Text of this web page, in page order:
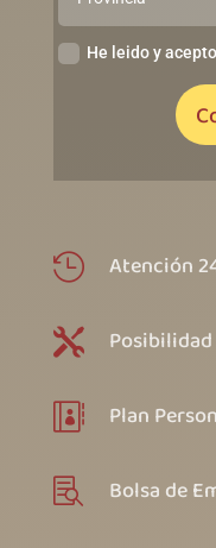
He leido y
 Atención

 Plan
 Bolsa de